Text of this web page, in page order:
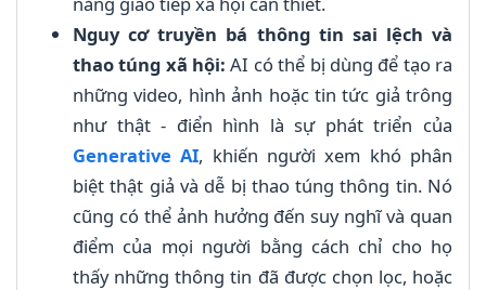
Nguy cơ truyền bá thông tin sai lệch và
thao túng xã hội:AI có thể bị dùng để tạo ra
những video, hình ảnh hoặc tin tức giả trông
như thật - điển hình là sự phát triển của
Generative AI, khiến người xem khó phân
biệt thật giả và dễ bị thao túng thông tin. Nó
cũng có thể ảnh hưởng đến suy nghĩ và quan
điểm của mọi người bằng cách chỉ cho họ
thấy những thông tin đã được chọn lọc, hoặc